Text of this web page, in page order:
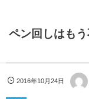
ペン回しはも
2016年10月24日